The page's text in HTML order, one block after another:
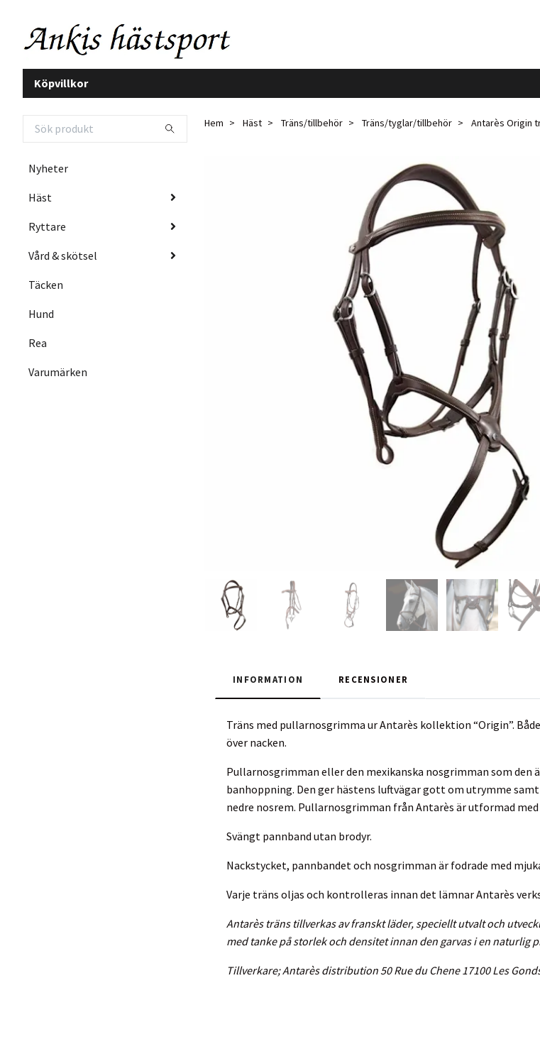
Köpvillkor
Nyheter
Häst
Ryttare
Vård & skötsel
Täcken
Hund
Rea
Varumärken
Hem Häst Träns/tillbehör Träns/tyglar/tillbehör Antarès Origin
INFORMATION RECENSIONER
Träns med pullarnosgrimma ur Antarès kollektion “Origin”.
över nacken.
Pullarnosgrimman eller den mexikanska nosgrimman som
banhoppning. Den ger hästens luftvägar gott om utrymme
nedre nosrem. Pullarnosgrimman från Antarès är utformad
Svängt pannband utan brodyr.
Nackstycket, pannbandet och nosgrimman är fodrade med
Varje träns oljas och kontrolleras innan det lämnar Antarès
Antarès träns tillverkas av franskt läder, speciellt utvalt och
med tanke på storlek och densitet innan den garvas i en
Tillverkare; Antarès distribution 50 Rue du Chene 17100 Les